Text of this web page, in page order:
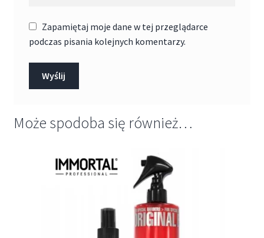
Zapamiętaj moje dane w tej przeglądarce
podczas pisania kolejnych komentarzy.
Może spodoba się również…